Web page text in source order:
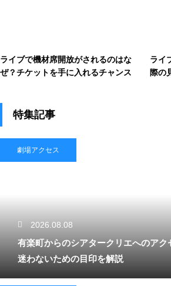
ライブで機材席開放がされるのはな
ぜ？チケットを手に入れるチャンス
ライ
際の
特集記事
劇場アクセス
2026.08.08
有楽町からのシアタークリエへのアク
迷わないための目印を解説